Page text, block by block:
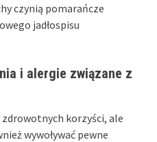
czynią pomarańcze
jadłospisu
i alergie związane z
zdrowotnych korzyści, ale
wywoływać pewne